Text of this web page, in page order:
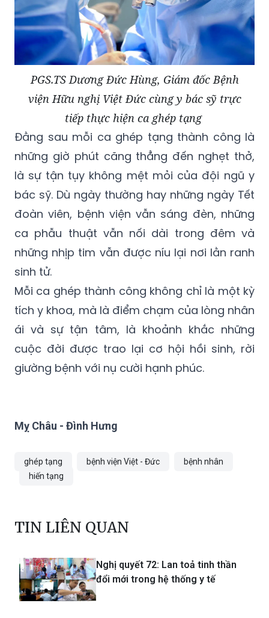
PGS.TS Dương Đức Hùng, Giám đốc Bệnh
viện Hữu nghị Việt Đức cùng y bác sỹ trực
tiếp thực hiện ca ghép tạng
Đằng sau mỗi ca ghép tạng thành công là
những giờ phút căng thẳng đến nghẹt thở,
là sự tận tụy không mệt mỏi của đội ngũ y
bác sỹ. Dù ngày thường hay những ngày Tết
đoàn viên, bệnh viện vẫn sáng đèn, những
ca phẫu thuật vẫn nối dài trong đêm và
những nhịp tim vẫn được níu lại nơi lằn ranh
sinh tử.
Mỗi ca ghép thành công không chỉ là một kỳ
tích y khoa, mà là điểm chạm của lòng nhân
ái và sự tận tâm, là khoảnh khắc những
cuộc đời được trao lại cơ hội hồi sinh, rời
giường bệnh với nụ cười hạnh phúc.
Mỵ Châu - Đình Hưng
ghép tạng bệnh viện Việt - Đức
bệnh nhân
hiến tạng
TIN LIÊN QUAN
Nghị quyết 72: Lan toả tinh thần
đổi mới trong hệ thống y tế